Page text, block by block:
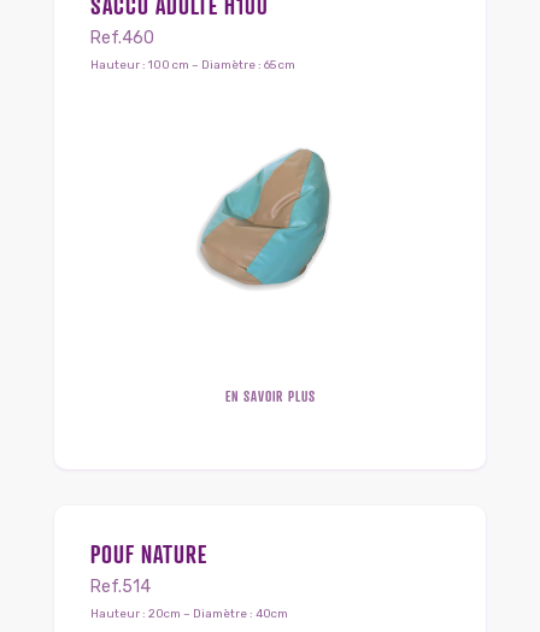
Ref.460
Hauteur : 100 cm – Diamètre : 65 cm
EN SAVOIR PLUS
POUF NATURE
Ref.514
Hauteur : 20cm – Diamètre : 40cm